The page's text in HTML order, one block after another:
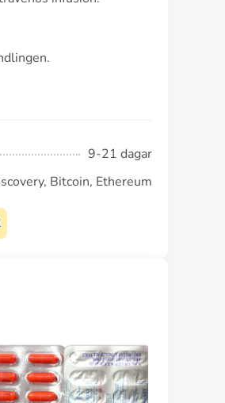
9-21 dagar
Bitcoin, Ethereum